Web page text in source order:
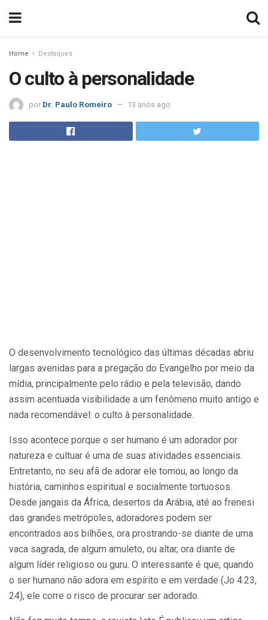
Home Destaques
O culto à personalidade
por Dr. Paulo Romeiro 13 anos ago
O desenvolvimento tecnológico das últimas décadas abriu
largas avenidas para a pregação do Evangelho por meio da
mídia, principalmente pelo rádio e pela televisão, dando
assim acentuada visibilidade a um fenômeno muito antigo e
nada recomendável: o culto à personalidade.
Isso acontece porque o ser humano é um adorador por
natureza e cultuar é uma de suas atividades essenciais.
Entretanto, no seu afã de adorar ele tomou, ao longo da
história, caminhos espiritual e socialmente tortuosos.
Desde jangais da África, desertos da Arábia, até ao frenesi
das grandes metrópoles, adoradores podem ser
encontrados aos bilhões, ora prostrando-se diante de uma
vaca sagrada, de algum amuleto, ou altar, ora diante de
algum líder religioso ou guru. O interessante é que, quando
o ser humano não adora em espírito e em verdade (Jo 4.23,
24), ele corre o risco de procurar ser adorado.